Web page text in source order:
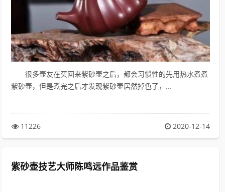
很多壶友在买回来紫砂壶之后，都会习惯性的先用热水煮煮
紫砂壶，但是煮完之后才发现紫砂壶居然掉色了，...
11226 2020-12-14
紫砂壶技艺大师陈鸣远作品鉴赏